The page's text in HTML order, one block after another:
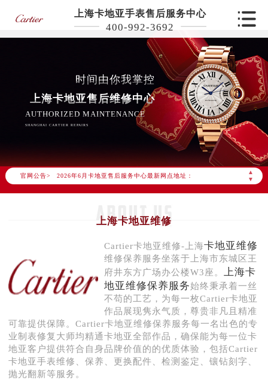
上海卡地亚手表售后服务中心
400-992-3692
时间由你我掌控
上海卡地亚售后维修中心
AUTHORIZED MAINTENANCE
SHANGHAI CARTIER REPAIRS
官网公告>
▲
▼
2026年6月卡地亚上海市售后服务网络优化升级公告
2026年6月上海市卡地亚官方售后客户服务热线：400-992-3692
2026年6月卡地亚售后服务中心最新网点地址：
上海市徐汇区虹桥路3号港汇中心写字楼2座37层3705室（需提前预约）
上海市徐汇区虹桥路3号港汇中心2座37层3705室卡地亚售后服务中心（需提前预约）
节假日正常营业！
上海卡地亚维修
Cartier卡地亚维修-上海卡地亚维修
维修保养服务坐落于上海市东城区王
府井东方广场办公楼W3座。 上海卡
地亚维修保养服务始终秉承着一丝
不苟的工艺，为每一枚Cartier卡地亚
作品展现隽永气质，尊贵非凡且精准
可靠提供保障。Cartier卡地亚维修保养服务每一名出色的专
业制表修复大师均精通卡地亚全部作品，确保能为每一位卡
地亚客户提供符合自身品牌价值的的优质体验，包括Cartier
卡地亚手表维修、保养、更换配件、检测鉴定、镶钻刻字、
抛光翻新等服务。